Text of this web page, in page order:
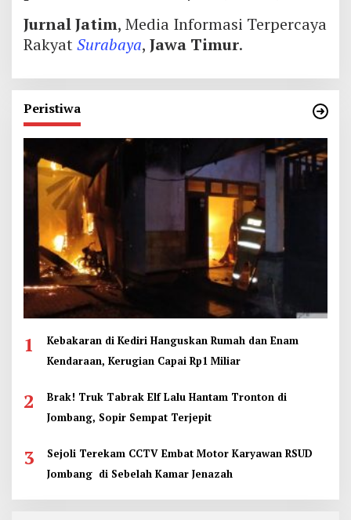
Jurnal Jatim, Media Informasi Terpercaya
RakyatSurabaya, Jawa Timur.
Peristiwa
1
Kebakaran di Kediri Hanguskan Rumah dan Enam
Kendaraan, Kerugian Capai Rp1 Miliar
2
Brak! Truk Tabrak Elf Lalu Hantam Tronton di
Jombang, Sopir Sempat Terjepit
3
Sejoli Terekam CCTV Embat Motor Karyawan RSUD
Jombang di Sebelah Kamar Jenazah